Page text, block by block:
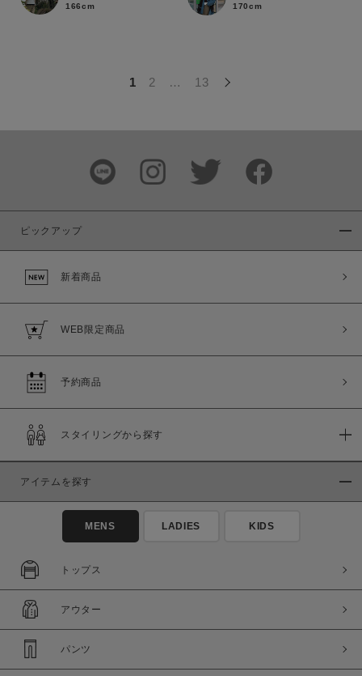
166cm
170cm
1 2 … 13
ピックアップ
新着商品
WEB限定商品
予約商品
スタイリングから探す
アイテムを探す
MENS LADIES KIDS
トップス
アウター
パンツ